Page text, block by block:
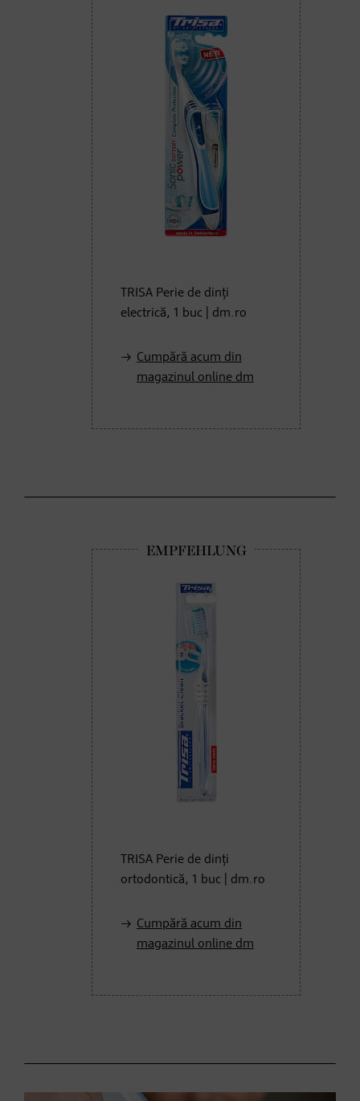
TRISA Perie de dinţi
electrică, 1 buc | dm.ro
Cumpără acum din
magazinul online dm
TRISA Perie de dinţi
ortodontică, 1 buc | dm.ro
Cumpără acum din
magazinul online dm